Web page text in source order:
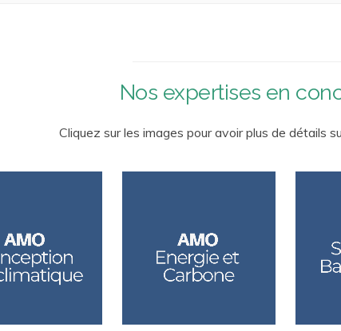
Nos expertises en
Cliquez sur les images pour avoir plus de détails